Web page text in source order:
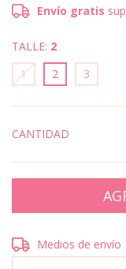
Envío gratis
TALLE: 2
1
2 3
CANTIDAD
Entregas para el CP:
Medios de envío